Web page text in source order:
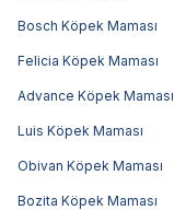
Bosch Köpek Maması
Felicia Köpek Maması
Advance Köpek Maması
Luis Köpek Maması
Obivan Köpek Maması
Bozita Köpek Maması